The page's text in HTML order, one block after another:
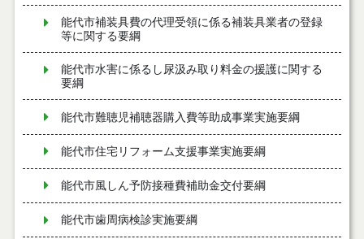
能代市補装具費の代理受領に係る補装具業者の登録
等に関する要綱
能代市水害に係るし尿汲み取り料金の援護に関する
要綱
能代市難聴児補聴器購入費等助成事業実施要綱
能代市住宅リフォーム支援事業実施要綱
能代市風しん予防接種費補助金交付要綱
能代市歯周病検診実施要綱